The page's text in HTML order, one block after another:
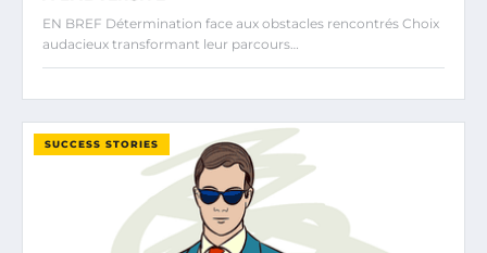
EN BREF Détermination face aux obstacles rencontrés Choix
audacieux transformant leur parcours…
SUCCESS STORIES